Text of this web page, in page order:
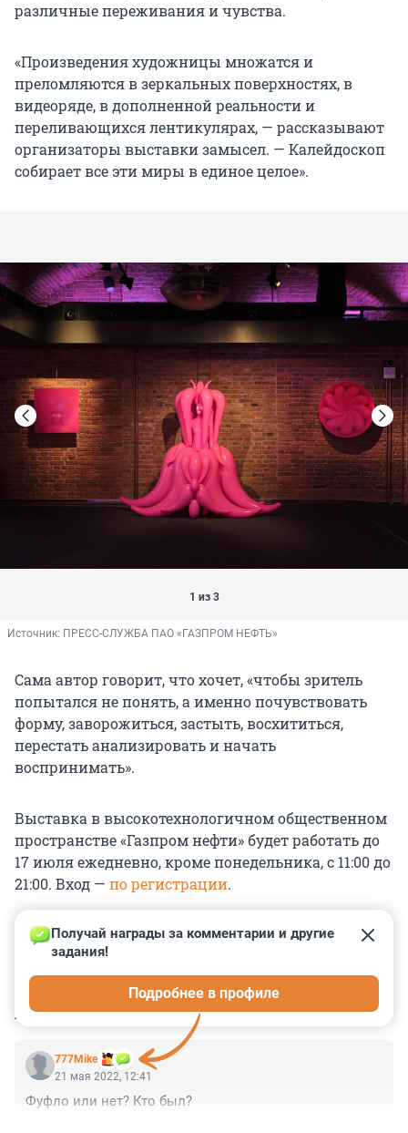
различные переживания и чувства.
«Произведения художницы множатся и
преломляются в зеркальных поверхностях, в
видеоряде, в дополненной реальности и
переливающихся лентикулярах, — рассказывают
организаторы выставки замысел. — Калейдоскоп
собирает все эти миры в единое целое».
1 из 3
Источник: ПРЕСС-СЛУЖБА ПАО «ГАЗПРОМ НЕФТЬ»
Сама автор говорит, что хочет, «чтобы зритель
попытался не понять, а именно почувствовать
форму, заворожиться, застыть, восхититься,
перестать анализировать и начать
воспринимать».
Выставка в высокотехнологичном общественном
пространстве «Газпром нефти» будет работать до
17 июля ежедневно, кроме понедельника, с 11:00 до
21:00. Вход — по регистрации.
КОММЕНТАРИИ 1
777Mike
Получай награды за комментарии и другие
задания!
Подробнее в профиле
21 мая 2022, 12:41
Фуфло или нет? Кто был?